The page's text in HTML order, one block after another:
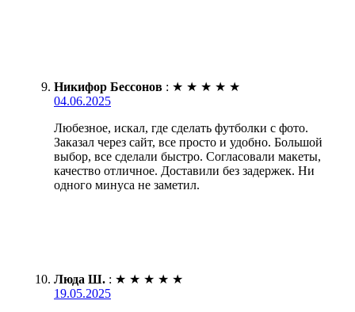
Никифор Бессонов : ★ ★ ★ ★ ★
04.06.2025
Любезное, искал, где сделать футболки с фото.
Заказал через сайт, все просто и удобно. Большой
выбор, все сделали быстро. Согласовали макеты,
качество отличное. Доставили без задержек. Ни
одного минуса не заметил.
Люда Ш. : ★ ★ ★ ★ ★
19.05.2025